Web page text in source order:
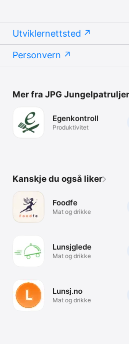
Utviklernettsted
Personvern
Mer fra JPG
Egenkontroll
Produktivitet
Kanskje du også liker
Foodfe
Mat og drikke
Lunsjglede
Mat og drikke
Lunsj.no
Mat og drikke